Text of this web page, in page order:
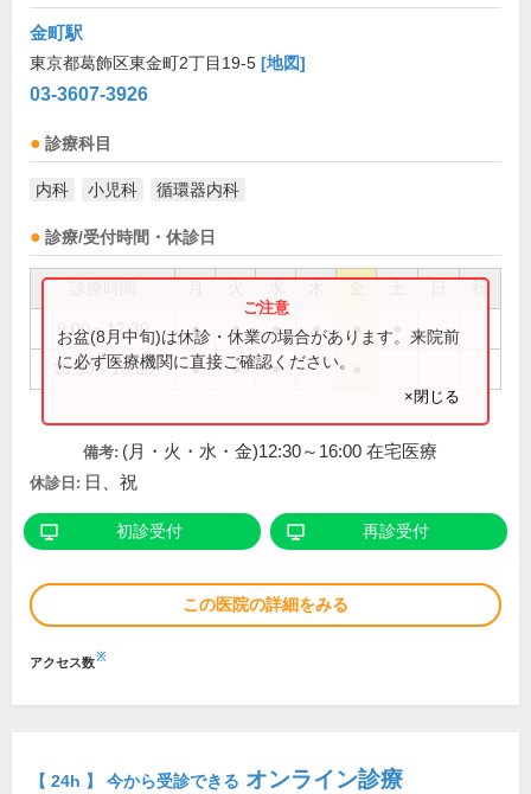
金町駅
東京都葛飾区東金町2丁目19-5 [地図]
03-3607-3926
診療科目
内科 小児科 循環器内科
診療/受付時間・休診日
祝
9:00～12:30 ● ● ● ● ●
16:00～18:30 ● ● ●
お盆(8月中旬)は休診・休業の場合があります。来院前
に必ず医療機関に直接ご確認ください。
×閉じる
備考: (月・火・水・金)12:30～16:00 在宅医療
休診日: 日、祝
初診受付 再診受付
この医院の詳細をみる
アクセス数※
【 24h 】 今から受診できる オンライン診療